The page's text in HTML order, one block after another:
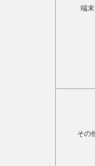
端末
その